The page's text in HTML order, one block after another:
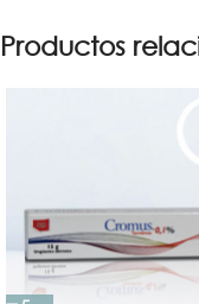
Productos